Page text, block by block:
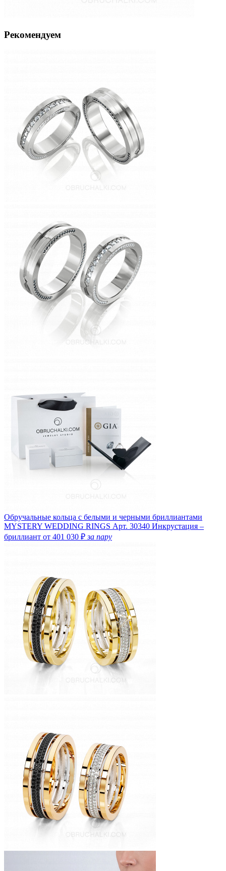
Рекомендуем
Обручальные кольца с белыми и черными бриллиантами
MYSTERY WEDDING RINGS Арт. 30340 Инкрустация –
бриллиант от 401 030 ₽за пару